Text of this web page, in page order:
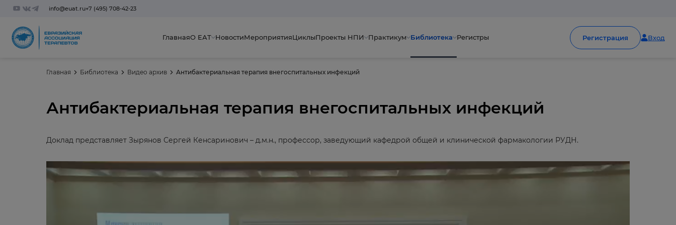
info@euat.ru+7 (495) 708-42-23
ГлавнаяО ЕАТ НовостиМероприятияЦиклыПроекты НПИ Практикум Библиотека Регистры Регистрация Вход
Главная Библиотека Видео архив Антибактериальная терапия внегоспитальных инфекций
Антибактериальная терапия внегоспитальных инфекций
Доклад представляет Зырянов Сергей Кенсаринович – д.м.н., профессор, заведующий кафедрой общей и клинической фармакологии РУДН.